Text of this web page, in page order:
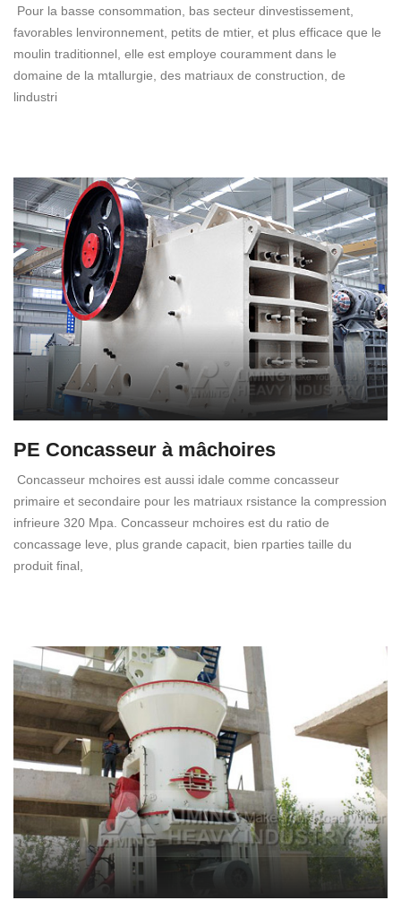
Pour la basse consommation, bas secteur dinvestissement,
favorables lenvironnement, petits de mtier, et plus efficace que le
moulin traditionnel, elle est employe couramment dans le
domaine de la mtallurgie, des matriaux de construction, de
lindustri
PE Concasseur à mâchoires
Concasseur mchoires est aussi idale comme concasseur
primaire et secondaire pour les matriaux rsistance la compression
infrieure 320 Mpa. Concasseur mchoires est du ratio de
concassage leve, plus grande capacit, bien rparties taille du
produit final,